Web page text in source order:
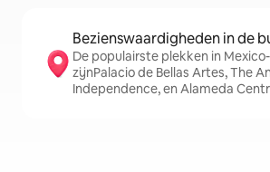
Bezienswaardigheden in de
De populairste plekken in
zijnPalacio de Bellas Artes, The
Independence, en Alameda